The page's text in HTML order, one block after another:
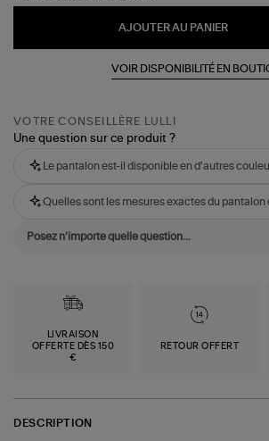
AJOUTER AU PANIER
VOIR DISPONIBILITÉ EN
VOTRE CONSEILLÈRE LULLI
Une question sur ce produit ?
Le pantalon est-il disponible en d'autres
Quelles sont les mesures exactes du pantalon
LIVRAISON
OFFERTE DÈS 150
€
RETOUR OFFERT
DESCRIPTION